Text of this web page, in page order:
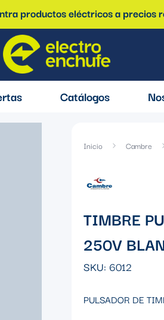
productos eléctricos a precios
Catálogos
Inicio Cambre
TIMBRE
250V
SKU: 6012
PULSADOR DE